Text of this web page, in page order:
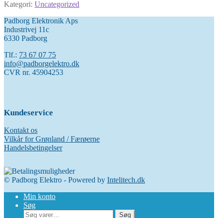
Kategori: Uncategorized
Padborg Elektronik Aps
Industrivej 11c
6330 Padborg
Tlf.: 73 67 07 75
info@padborgelektro.dk
CVR nr. 45904253
Kundeservice
Kontakt os
Vilkår for Grønland / Færøerne
Handelsbetingelser
© Padborg Elektro - Powered by Intelitech.dk
Min konto
Søg
Søg
Søg